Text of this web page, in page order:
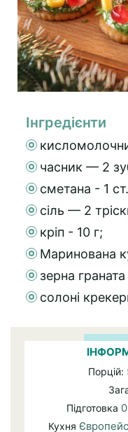
Інгредієнти
часник — 2
сметана - 1
сіль — 2
кріп - 10 г;
Маринована
зерна
солоні
Порцій:
Підготовка
Кухня